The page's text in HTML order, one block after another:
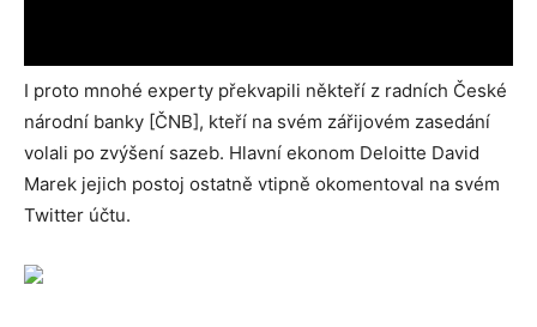
I proto mnohé experty překvapili někteří z radních České
národní banky [ČNB], kteří na svém zářijovém zasedání
volali po zvýšení sazeb. Hlavní ekonom Deloitte David
Marek jejich postoj ostatně vtipně okomentoval na svém
Twitter účtu.